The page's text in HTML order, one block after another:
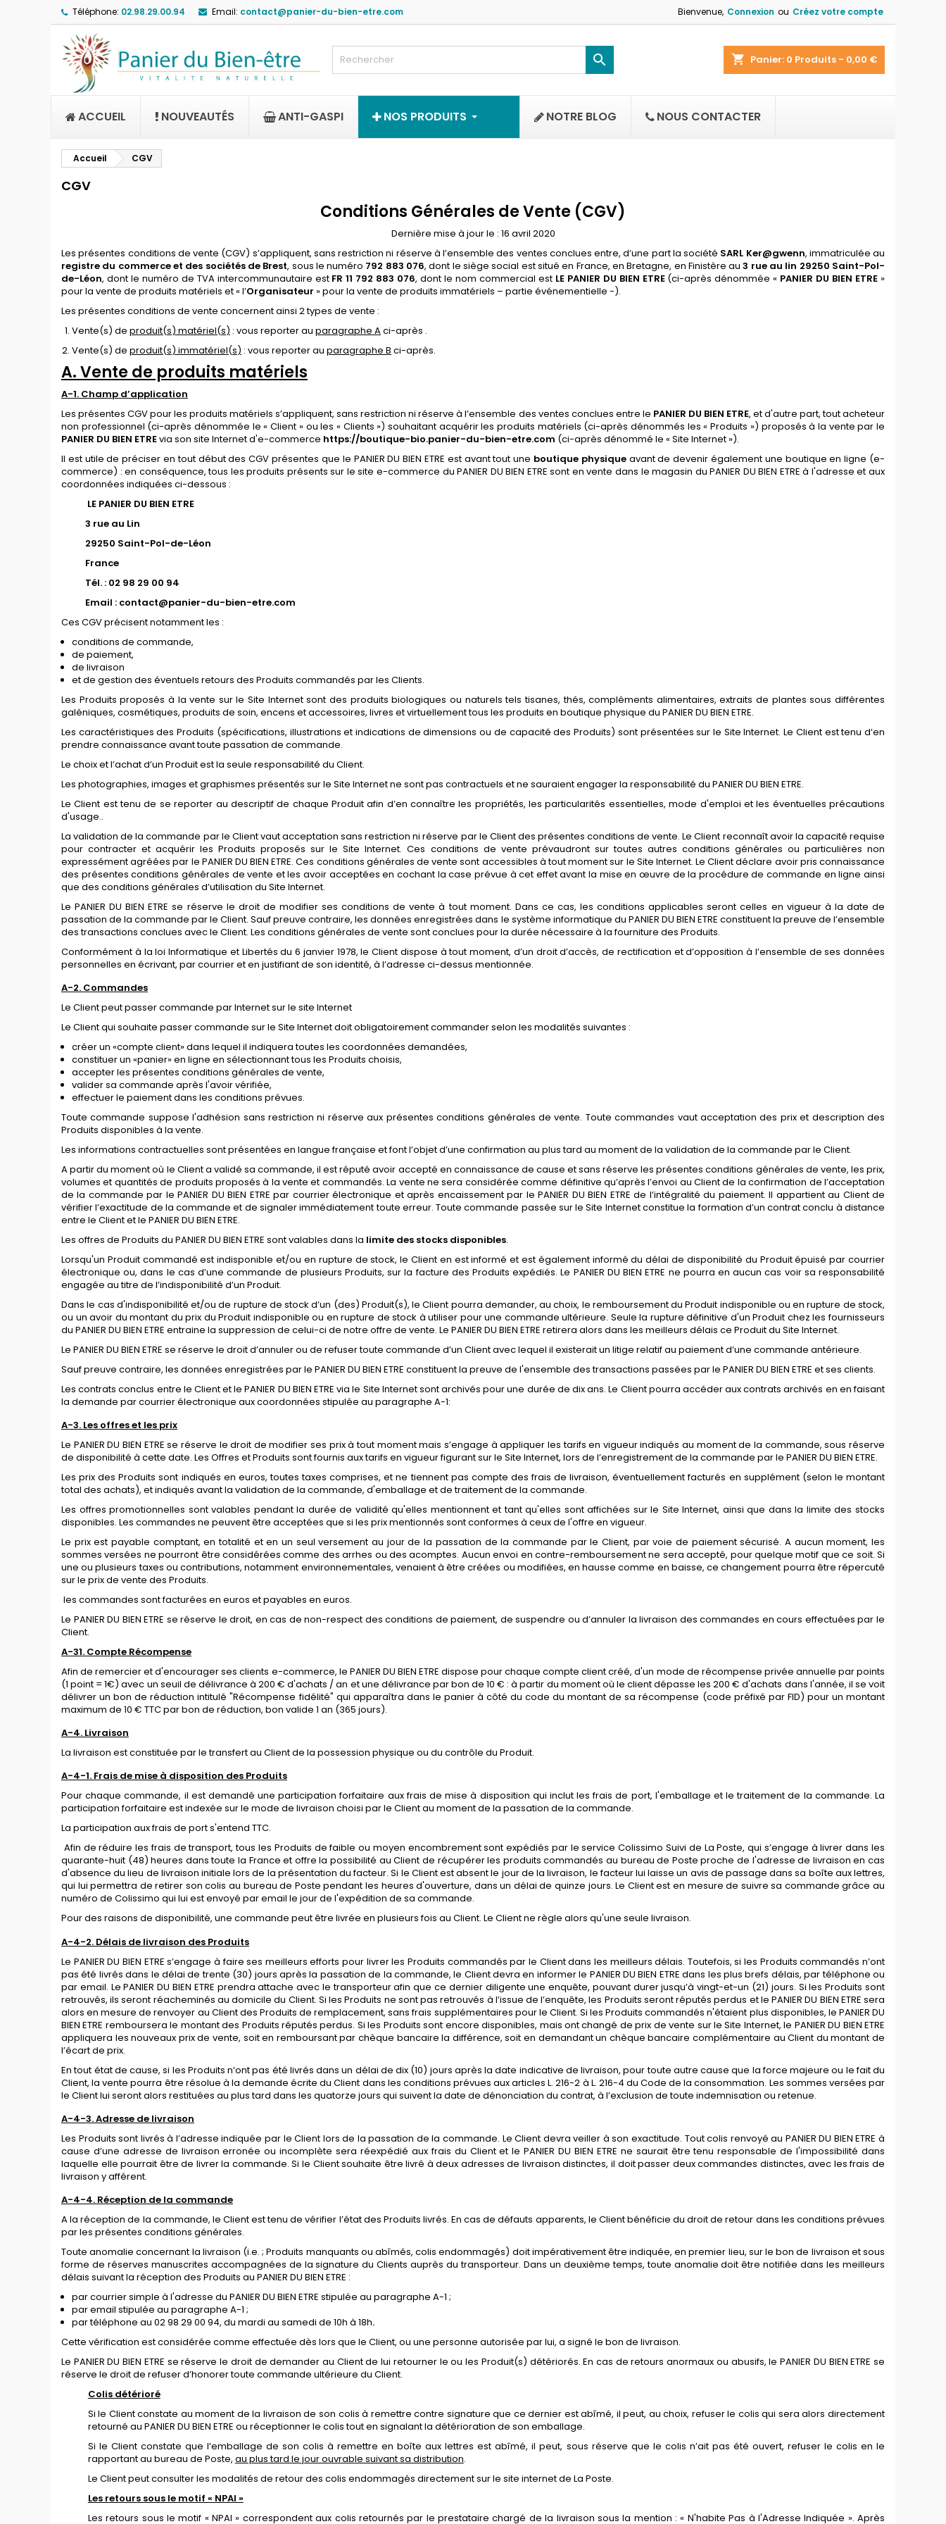
Téléphone: 02.98.29.00.94 Email: contact@panier-du-bien-etre.com Bienvenue, Connexion ou Créez votre compte
shopping_cart Panier: 0 Produits - 0,00 €

ACCUEIL NOUVEAUTÉS ANTI-GASPI NOS PRODUITS NOTRE BLOG NOUS CONTACTER
Accueil CGV
CGV
Conditions Générales de Vente (CGV)
Dernière mise à jour le : 16 avril 2020
Les présentes conditions de vente (CGV) s’appliquent, sans restriction ni réserve à l’ensemble des ventes conclues entre, d’une part la société SARL Ker@gwenn, immatriculée au
registre du commerce et des sociétés de Brest, sous le numéro 792 883 076, dont le siège social estsitué en France, enBretagne, en Finistère au 3 rue au lin 29250 Saint-Pol-
de-Léon, dont le numéro de TVA intercommunautaire est FR11 792 883 076, dont le nom commercial est LE PANIER DU BIEN ETRE(ci-après dénommée « PANIER DU BIEN ETRE »
pour la vente de produits matériels et « l’Organisateur » pour la vente de produits immatériels – partie événementielle -).
Les présentes conditions de vente concernentainsi 2 types de vente :
Vente(s) de produit(s) matériel(s) : vous reporter au paragraphe Aci-après .
Vente(s) de produit(s) immatériel(s) : vous reporter au paragraphe B ci-après.
A.Vente de produits matériels
A-1. Champ d’application
Les présentes CGV pour les produits matériels s’appliquent, sans restriction ni réserve à l’ensemble des ventes conclues entre le PANIER DU BIEN ETRE, et d'autre part, tout acheteur
non professionnel (ci-après dénommée le « Client » ou les « Clients ») souhaitant acquérir les produits matériels (ci-après dénommés les « Produits ») proposés à la vente par le
PANIER DU BIEN ETREvia son site Internet d'e-commerce https://boutique-bio.panier-du-bien-etre.com (ci-après dénommé le « Site Internet »).
Il est utile de préciser en tout début des CGV présentes que le PANIER DU BIEN ETRE est avant tout une boutique physiqueavant de devenir également une boutique en ligne (e-
commerce) : en conséquence, tous les produits présents sur le site e-commerce du PANIER DU BIEN ETRE sont en vente dans le magasin du PANIER DU BIEN ETRE à l'adresse et aux
coordonnées indiquées ci-dessous :
LE PANIER DU BIEN ETRE
3 rue au Lin
29250 Saint-Pol-de-Léon
France
Tél. : 02 98 29 00 94
Email : contact@panier-du-bien-etre.com
Ces CGV précisent notamment les :
conditions de commande,
de paiement,
de livraison
et de gestion des éventuels retours des Produits commandés par les Clients.
Les Produits proposés à la vente sur le Site Internet sont des produits biologiques ou naturels tels tisanes, thés, compléments alimentaires, extraits de plantes sous différentes
galéniques, cosmétiques, produits de soin, encens et accessoires, livres et virtuellement tous les produits en boutique physique du PANIER DU BIEN ETRE.
Les caractéristiques des Produits (spécifications, illustrations et indications de dimensions ou de capacité des Produits) sont présentées sur le Site Internet. Le Client est tenu d’en
prendre connaissance avant toute passation de commande.
Le choix et l’achat d’un Produit est la seule responsabilité du Client.
Les photographies, images et graphismes présentés sur le Site Internet ne sont pas contractuels et ne sauraient engager la responsabilité du PANIER DU BIEN ETRE.
Le Client est tenu de se reporter au descriptif de chaque Produit afin d’en connaître les propriétés, les particularités essentielles, mode d'emploi et les éventuelles précautions
d'usage..
La validation de la commande par le Client vaut acceptation sans restriction ni réserve par le Client des présentes conditions de vente. Le Client reconnaît avoir la capacité requise
pour contracter et acquérir les Produits proposés sur le Site Internet. Ces conditions de vente prévaudront sur toutes autres conditions générales ou particulières non
expressément agréées par le PANIER DU BIEN ETRE. Ces conditions générales de vente sont accessibles à tout moment sur le Site Internet. Le Client déclare avoir pris connaissance
des présentes conditions générales de vente et les avoir acceptées en cochant la case prévue à cet effet avant la mise en œuvre de la procédure de commande en ligne ainsi
que des conditions générales d’utilisation du Site Internet.
Le PANIER DU BIEN ETRE se réserve le droit de modifier ses conditions de vente à tout moment. Dans ce cas, les conditions applicables seront celles en vigueur à la date de
passation de la commande par le Client. Sauf preuve contraire, les données enregistrées dans le système informatique du PANIER DU BIEN ETRE constituent la preuve de l’ensemble
des transactions conclues avec le Client. Les conditions générales de vente sont conclues pour la durée nécessaire à la fourniture des Produits.
Conformément à la loi Informatique et Libertés du 6 janvier 1978, le Client dispose à tout moment, d’un droit d’accès, de rectification et d’opposition à l’ensemble de ses données
personnelles en écrivant, par courrier et en justifiant de son identité, à l’adresse ci-dessus mentionnée.
A-2. Commandes
Le Client peut passer commande par Internet sur le site Internet
Le Client qui souhaite passer commande sur le Site Internet doit obligatoirement commander selon les modalités suivantes :
créer un «compte client» dans lequel il indiquera toutes les coordonnées demandées,
constituer un «panier» en ligne en sélectionnant tous les Produits choisis,
accepter les présentes conditions générales de vente,
valider sa commande après l'avoir vérifiée,
effectuer le paiement dans les conditions prévues.
Toute commande suppose l'adhésion sans restriction ni réserve aux présentes conditions générales de vente. Toute commandes vaut acceptation des prix et description des
Produits disponibles à la vente.
Les informations contractuelles sont présentées en langue française et font l’objet d’une confirmation au plus tard au moment de la validation de la commande par le Client.
A partir du moment où le Client a validé sa commande, il est réputé avoir accepté en connaissance de cause et sans réserve les présentes conditions générales de vente, les prix,
volumes et quantités de produits proposés à la vente et commandés. La vente ne sera considérée comme définitive qu’après l’envoi au Client de la confirmation de l’acceptation
de la commande par le PANIER DU BIEN ETRE par courrier électronique et après encaissement par le PANIER DU BIEN ETRE de l’intégralité du paiement. Il appartient au Client de
vérifier l’exactitude de la commande et de signaler immédiatement toute erreur. Toute commande passée sur le Site Internet constitue la formation d’un contrat conclu à distance
entre le Client et le PANIER DU BIEN ETRE.
Les offres de Produits du PANIER DU BIEN ETRE sont valables dans la limite des stocks disponibles.
Lorsqu'un Produit commandé est indisponible et/ou en rupture de stock, le Client en est informé et est également informé du délai de disponibilité du Produit épuisé par courrier
électronique ou, dans le cas d’une commande de plusieurs Produits, sur la facture des Produits expédiés. Le PANIER DU BIEN ETRE ne pourra en aucun cas voir sa responsabilité
engagée au titre de l’indisponibilité d’un Produit.
Dans le cas d'indisponibilité et/ou de rupture de stock d’un (des) Produit(s), le Client pourra demander, au choix, le remboursement du Produit indisponible ou en rupture de stock,
ou un avoir du montant du prix du Produit indisponible ou en rupture de stock à utiliser pour une commande ultérieure. Seule la rupture définitive d'un Produit chez les fournisseurs
du PANIER DU BIEN ETRE entraine la suppression de celui-ci de notre offre de vente. Le PANIER DU BIEN ETRE retirera alors dans les meilleurs délais ce Produit du Site Internet.
Le PANIER DU BIEN ETRE se réserve le droit d’annuler ou de refuser toute commande d’un Client avec lequel il existerait un litige relatif au paiement d’une commande antérieure.
Sauf preuve contraire, les données enregistrées par le PANIER DU BIEN ETRE constituent la preuve de l'ensemble des transactions passées par le PANIER DU BIEN ETRE et ses clients.
Les contrats conclus entre le Client et le PANIER DU BIEN ETRE via le Site Internet sont archivés pour une durée de dix ans. Le Client pourra accéder aux contrats archivés en en faisant
la demande par courrier électronique aux coordonnées stipulée au paragraphe A-1:
A-3. Les offres et les prix
Le PANIER DU BIEN ETRE se réserve le droit de modifier ses prix à tout moment mais s’engage à appliquer les tarifs en vigueur indiqués au moment de la commande, sous réserve
de disponibilité à cette date. Les Offres et Produits sont fournis aux tarifs en vigueur figurant sur le Site Internet, lors de l’enregistrement de la commande par le PANIER DU BIEN ETRE.
Les prix des Produits sont indiqués en euros, toutes taxes comprises, et ne tiennent pas compte des frais de livraison, éventuellement facturés en supplément (selon le montant
total des achats), et indiqués avant la validation de la commande, d'emballage et de traitement de la commande.
Les offres promotionnelles sont valables pendant la durée de validité qu'elles mentionnent et tant qu'elles sont affichées sur le Site Internet, ainsi que dans la limite des stocks
disponibles. Les commandes ne peuvent être acceptées que si les prix mentionnés sont conformes à ceux de l'offre en vigueur.
Le prix est payable comptant, en totalité et en un seul versement au jour de la passation de la commande par le Client, par voie de paiement sécurisé. A aucun moment, les
sommes versées ne pourront être considérées comme des arrhes ou des acomptes. Aucun envoi en contre-remboursement ne sera accepté, pour quelque motif que ce soit. Si
une ou plusieurs taxes ou contributions, notamment environnementales, venaient à être créées ou modifiées, en hausse comme en baisse, ce changement pourra être répercuté
sur le prix de vente des Produits.
les commandes sont facturées en euros et payables en euros.
Le PANIER DU BIEN ETRE se réserve le droit, en cas de non-respect des conditions de paiement, de suspendre ou d’annuler la livraison des commandes en cours effectuées par le
Client.
A-31. Compte Récompense
Afin de remercier et d'encourager ses clients e-commerce, le PANIER DU BIEN ETRE dispose pour chaque compte client créé, d'un mode de récompense privée annuelle par points
(1 point = 1€) avec un seuil de délivrance à 200 € d'achats / an et une délivrance par bon de 10 € : à partir du moment où le client dépasse les 200 € d'achats dans l'année, il se voit
délivrer un bon de réduction intitulé "Récompense fidélité" qui apparaîtra dans le panier à côté du code du montant de sa récompense (code préfixé par FID) pour un montant
maximum de 10 € TTC par bon de réduction, bon valide 1 an (365 jours).
A-4. Livraison
La livraison est constituée par le transfert au Client de la possession physique ou du contrôle du Produit.
A-4-1. Frais de mise à disposition des Produits
Pour chaque commande, il est demandé une participation forfaitaire aux frais de mise à disposition qui inclut les frais de port, l'emballage et le traitement de la commande. La
participation forfaitaire est indexée sur le mode de livraison choisi par le Client au moment de la passation de la commande.
La participation aux frais de port s'entend TTC.
Afin de réduire les frais de transport, tous les Produits de faible ou moyen encombrement sont expédiés par le service Colissimo Suivi de La Poste, qui s’engage à livrer dans les
quarante-huit (48) heures dans toute la France et offre la possibilité au Client de récupérer les produits commandés au bureau de Poste proche de l'adresse de livraison en cas
d'absence du lieu de livraison initiale lors de la présentation du facteur. Si le Client est absent le jour de la livraison, le facteur lui laisse un avis de passage dans sa boîte aux lettres,
qui lui permettra de retirer son colis au bureau de Poste pendant les heures d'ouverture, dans un délai de quinze jours. Le Client est en mesure de suivre sa commande grâce au
numéro de Colissimo qui lui est envoyé par email le jour de l'expédition de sa commande.
Pour des raisons de disponibilité, une commande peut être livrée en plusieurs fois au Client. Le Client ne règle alors qu'une seule livraison.
A-4-2. Délais de livraison des Produits
Le PANIER DU BIEN ETRE s’engage à faire ses meilleurs efforts pour livrer les Produits commandés par le Client dans les meilleurs délais. Toutefois, si les Produits commandés n’ont
pas été livrés dans le délai de trente (30) jours après la passation de la commande, le Client devra en informer le PANIER DU BIEN ETRE dans les plus brefs délais, par téléphone ou
par email. Le PANIER DU BIEN ETRE prendra attache avec le transporteur afin que ce dernier diligente une enquête, pouvant durer jusqu’à vingt-et-un (21) jours. Si les Produits sont
retrouvés, ils seront réacheminés au domicile du Client. Si les Produits ne sont pas retrouvés à l’issue de l’enquête, les Produits seront réputés perdus et le PANIER DU BIEN ETRE sera
alors en mesure de renvoyer au Client des Produits de remplacement, sans frais supplémentaires pour le Client. Si les Produits commandés n'étaient plus disponibles, le PANIER DU
BIEN ETRE remboursera le montant des Produits réputés perdus. Si les Produits sont encore disponibles, mais ont changé de prix de vente sur le Site Internet, le PANIER DU BIEN ETRE
appliquera les nouveaux prix de vente, soit en remboursant par chèque bancaire la différence, soit en demandant un chèque bancaire complémentaire au Client du montant de
l’écart de prix.
En tout état de cause, si les Produits n’ont pas été livrés dans un délai de dix (10) jours après la date indicative de livraison, pour toute autre cause que la force majeure ou le fait du
Client, la vente pourra être résolue à la demande écrite du Client dans les conditions prévues aux articles L. 216-2 à L. 216-4 du Code de la consommation. Les sommes versées par
le Client lui seront alors restituées au plus tard dans les quatorze jours qui suivent la date de dénonciation du contrat, à l’exclusion de toute indemnisation ou retenue.
A-4-3. Adresse de livraison
Les Produits sont livrés à l’adresse indiquée par le Client lors de la passation de la commande. Le Client devra veiller à son exactitude. Tout colis renvoyé au PANIER DU BIEN ETRE à
cause d’une adresse de livraison erronée ou incomplète sera réexpédié aux frais du Client et le PANIER DU BIEN ETRE ne saurait être tenu responsable de l'impossibilité dans
laquelle elle pourrait être de livrer la commande. Si le Client souhaite être livré à deux adresses de livraison distinctes, il doit passer deux commandes distinctes, avec les frais de
livraison y afférent.
A-4-4. Réception de la commande
A la réception de la commande, le Client est tenu de vérifier l’état des Produits livrés. En cas de défauts apparents, le Client bénéficie du droit de retour dans les conditions prévues
par les présentes conditions générales.
Toute anomalie concernant la livraison (i.e. ; Produits manquants ou abîmés, colis endommagés) doit impérativement être indiquée, en premier lieu, sur le bon de livraison et sous
forme de réserves manuscrites accompagnées de la signature du Clients auprès du transporteur. Dans un deuxième temps, toute anomalie doit être notifiée dans les meilleurs
délais suivant la réception des Produits au PANIER DU BIEN ETRE :
par courrier simple à l'adresse du PANIER DU BIEN ETRE stipulée au paragraphe A-1 ;
par email stipulée au paragraphe A-1 ;
par téléphone au 02 98 29 00 94, du mardi au samedi de 10h à 18h.
Cette vérification est considérée comme effectuée dès lors que le Client, ou une personne autorisée par lui, a signé le bon de livraison.
Le PANIER DU BIEN ETRE se réserve le droit de demander au Client de lui retourner le ou les Produit(s) détériorés. En cas de retours anormaux ou abusifs, le PANIER DU BIEN ETRE se
réserve le droit de refuser d’honorer toute commande ultérieure du Client.
Colis détérioré
Si le Client constate au moment de la livraison de son colis à remettre contre signature que ce dernier est abîmé, il peut, au choix, refuser le colis qui sera alors directement
retourné au PANIER DU BIEN ETRE ou réceptionner le colis tout en signalant la détérioration de son emballage.
Si le Client constate que l’emballage de son colis à remettre en boîte aux lettres est abîmé, il peut, sous réserve que le colis n’ait pas été ouvert, refuser le colis en le
rapportant au bureau de Poste, au plus tard le jour ouvrable suivant sa distribution.
Le Client peut consulter les modalités de retour des colis endommagés directement sur le site internet de La Poste.
Les retours sous le motif « NPAI »
Les retours sous le motif « NPAI » correspondent aux colis retournés par le prestataire chargé de la livraison sous la mention : « N'habite Pas à l'Adresse Indiquée ». Après